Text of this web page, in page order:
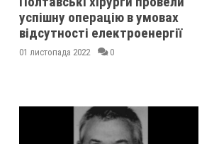
успішну операцію в умовах
відсутності електроенергії
01 листопада 2022 0